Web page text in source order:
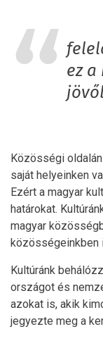
ez
Közösségi
saját helyeinken
Ezért a magyar
határokat.
magyar
közösségeinkben
Kultúránk
országot és
azokat is, akik
jegyezte meg a